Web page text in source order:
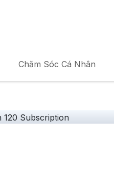
Chăm Sóc Cá Nhân